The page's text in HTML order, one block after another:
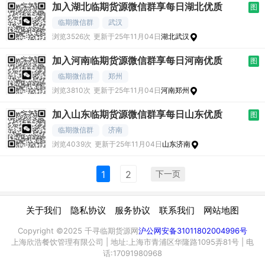
加入湖北临期货源微信群享每日湖北优质
图
临期微信群
武汉
浏览3526次 更新于25年11月04日湖北武汉
加入河南临期货源微信群享每日河南优质
图
临期微信群
郑州
浏览3810次 更新于25年11月04日河南郑州
加入山东临期货源微信群享每日山东优质
图
临期微信群
济南
浏览4039次 更新于25年11月04日 山东济南
1 2 下一页
关于我们 隐私协议 服务协议 联系我们 网站地图
Copyright ©2025 千寻临期货源网沪公网安备31011802004996号
上海欣浩餐饮管理有限公司 | 地址:上海市青浦区华隆路1095弄81号 | 电
话:17091980968